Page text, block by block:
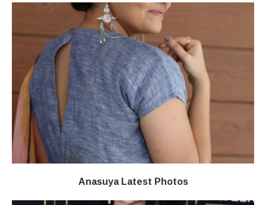
Anasuya Latest Photos